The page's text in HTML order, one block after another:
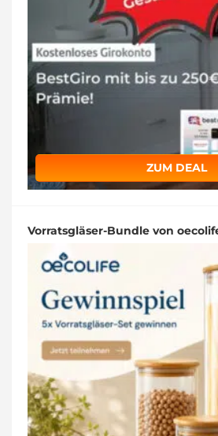
ZUM DEAL
Vorratsgläser-Bundle von